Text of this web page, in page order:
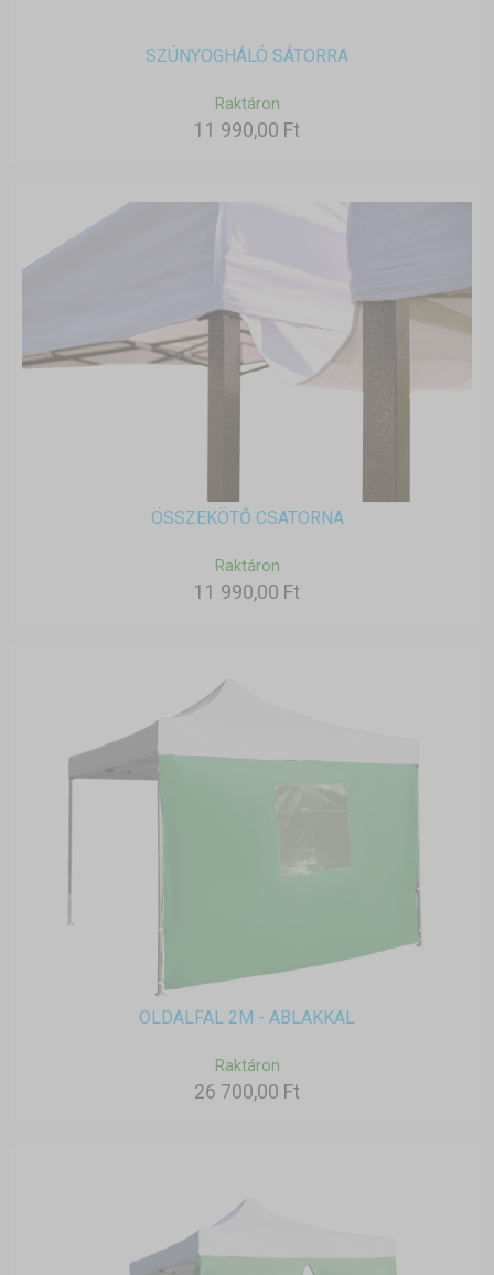
SZÚNYOGHÁLÓ SÁTORRA
Raktáron
11 990,00 Ft
ÖSSZEKÖTŐ CSATORNA
Raktáron
11 990,00 Ft
OLDALFAL 2M - ABLAKKAL
Raktáron
26 700,00 Ft